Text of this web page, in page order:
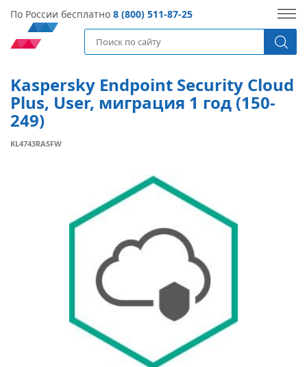
По России бесплатно 8 (800) 511-87-25
Kaspersky Endpoint Security Cloud
Plus, User, миграция 1 год (150-
249)
KL4743RASFW